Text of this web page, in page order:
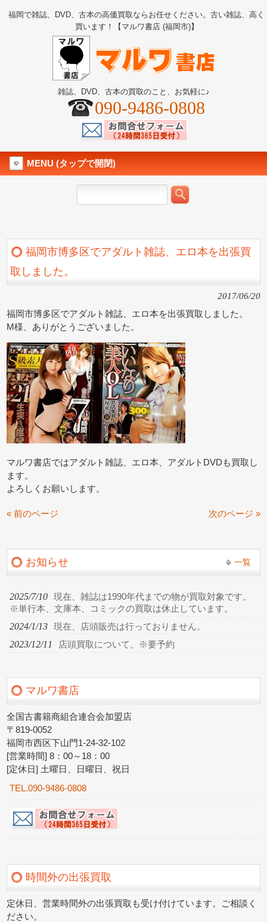
福岡で雑誌、DVD、古本の高価買取ならお任せください。古い雑誌、高く
買います！【マルワ書店 (福岡市)】
雑誌、DVD、古本の買取のこと、お気軽に♪
090-9486-0808
MENU (タップで開閉)
福岡市博多区でアダルト雑誌、エロ本を出張買
取しました。
2017/06/20
福岡市博多区でアダルト雑誌、エロ本を出張買取しました。
M様、ありがとうございました。
マルワ書店ではアダルト雑誌、エロ本、アダルトDVDも買取し
ます。
よろしくお願いします。
« 前のページ 次のページ »
お知らせ 一覧
2025/7/10
現在、雑誌は1990年代までの物が買取対象です。
※単行本、文庫本、コミックの買取は休止しています。
2024/1/13 現在、店頭販売は行っておりません。
2023/12/11 店頭買取について。※要予約
マルワ書店
全国古書籍商組合連合会加盟店
〒819-0052
福岡市西区下山門1-24-32-102
[営業時間] 8：00～18：00
[定休日] 土曜日、日曜日、祝日
TEL.090-9486-0808
時間外の出張買取
定休日、営業時間外の出張買取も受け付けています。ご相談く
ださい。